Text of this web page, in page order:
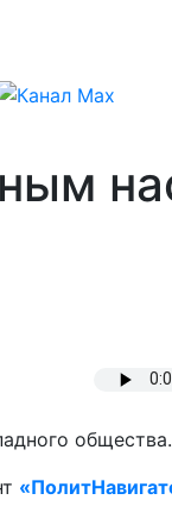
общества.